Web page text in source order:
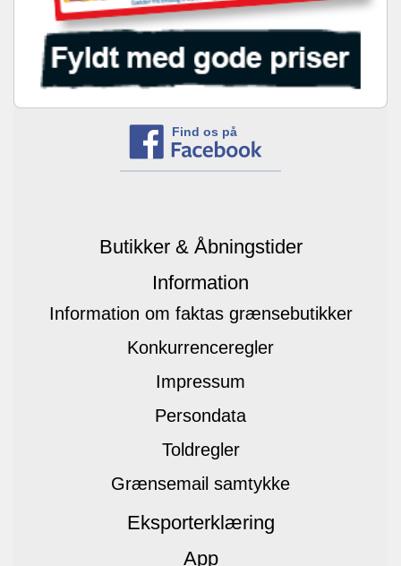
Find os på
Butikker & Åbningstider
Information
Information om faktas grænsebutikker
Konkurrenceregler
Impressum
Persondata
Toldregler
Grænsemail samtykke
Eksporterklæring
App